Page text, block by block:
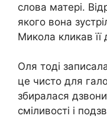
слова матері.
якого вона
Микола кликав її
Оля тоді
це чисто для
збиралася
сміливості і